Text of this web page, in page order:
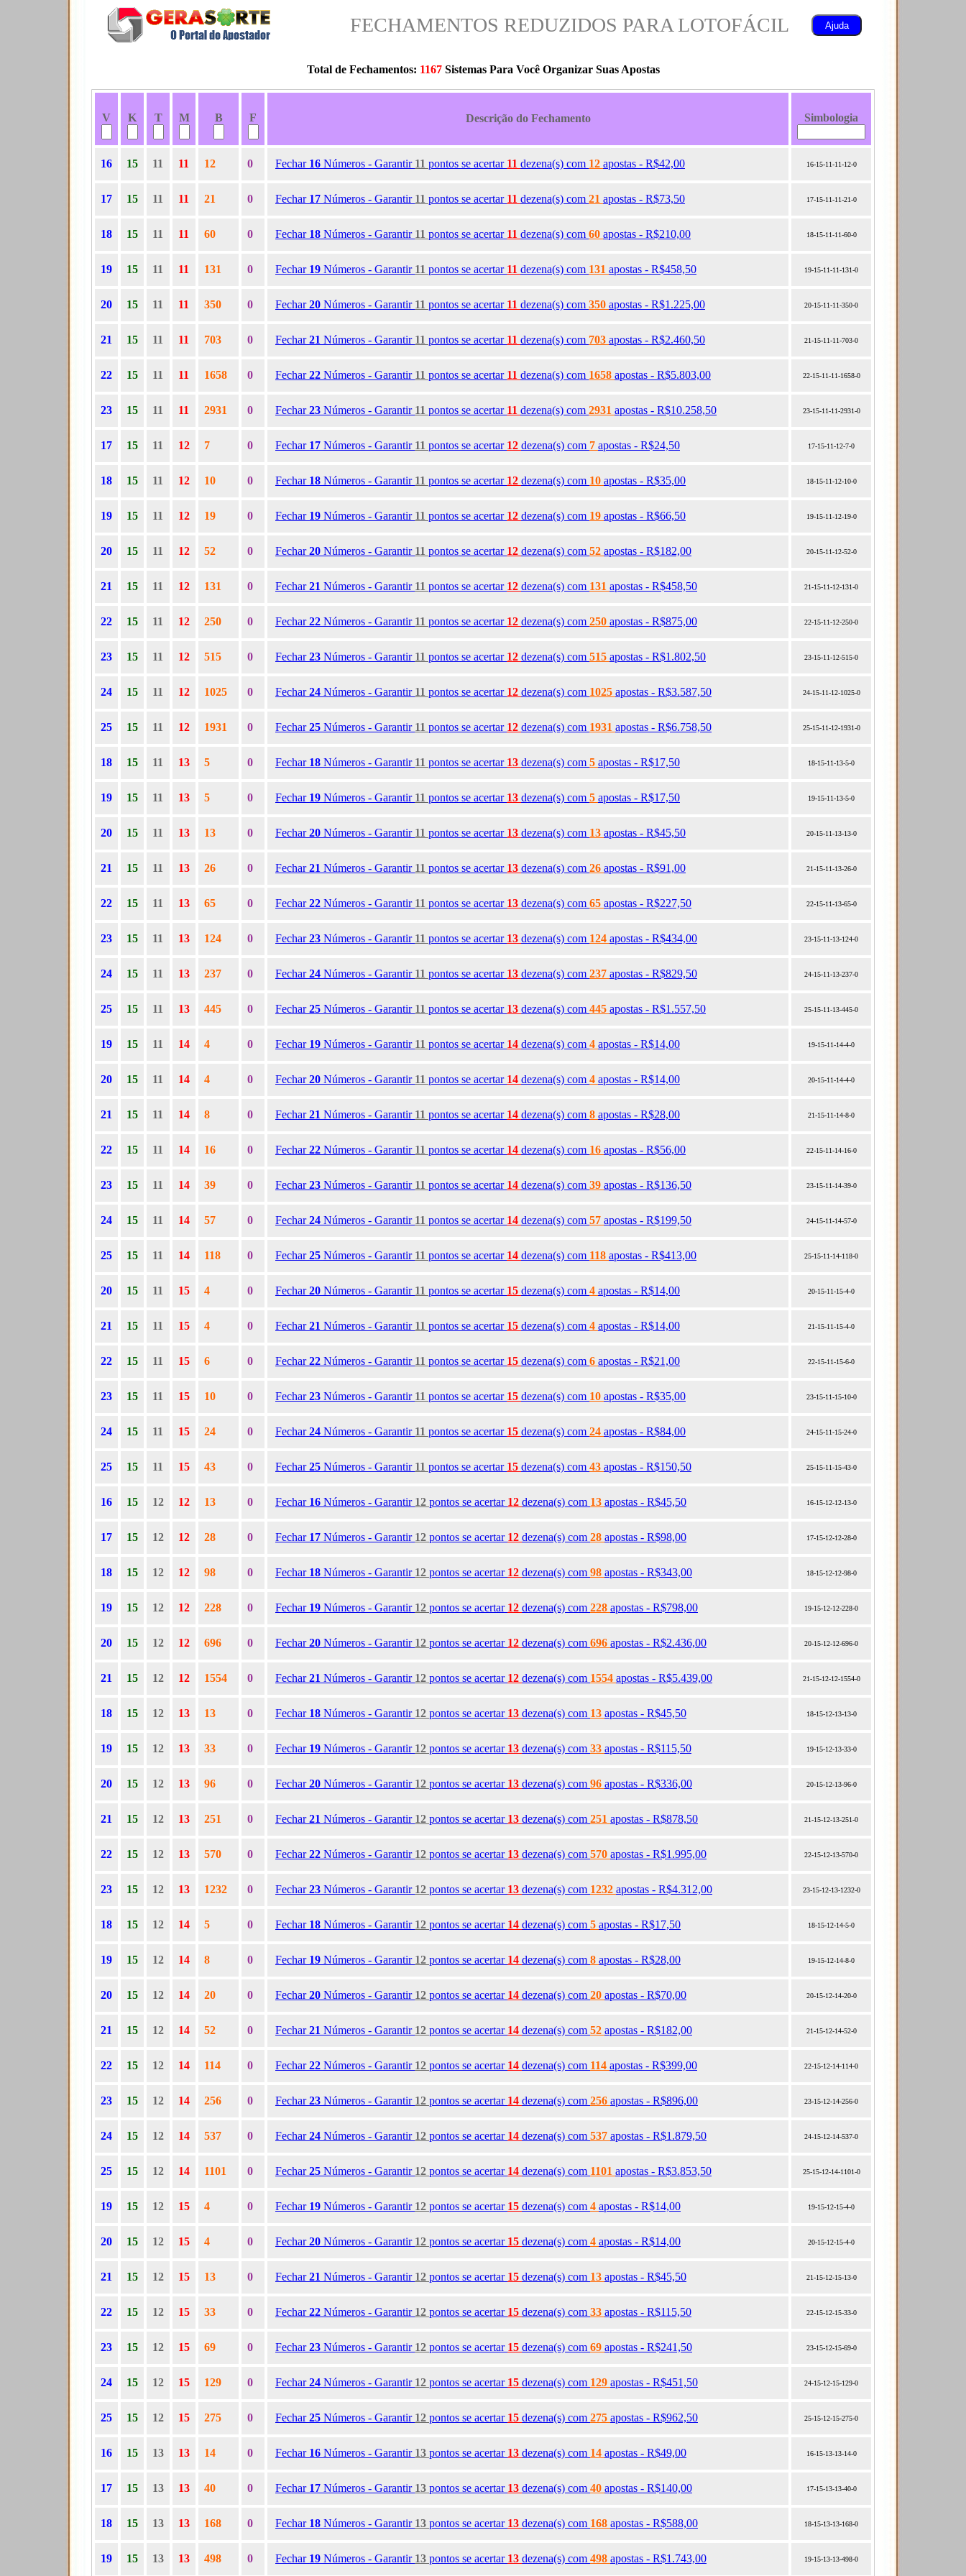
FECHAMENTOS REDUZIDOS PARA LOTOFÁCIL
Total de Fechamentos: 1167Sistemas Para Você Organizar Suas Apostas
V K T M B F Descrição do Fechamento Simbologia
16 15 11 11 12 0 Fechar 16 Números - Garantir 11 pontos se acertar 11 dezena(s) com 12 apostas - R$42,00 16-15-11-11-12-0
17 15 11 11 21 0 Fechar 17 Números - Garantir 11 pontos se acertar 11 dezena(s) com 21 apostas - R$73,50 17-15-11-11-21-0
18 15 11 11 60 0 Fechar 18 Números - Garantir 11 pontos se acertar 11 dezena(s) com 60 apostas - R$210,00 18-15-11-11-60-0
19 15 11 11 131 0 Fechar 19 Números - Garantir 11 pontos se acertar 11 dezena(s) com 131 apostas - R$458,50 19-15-11-11-131-0
20 15 11 11 350 0 Fechar20 Números - Garantir 11 pontos se acertar 11 dezena(s) com 350 apostas - R$1.225,00 20-15-11-11-350-0
21 15 11 11 703 0 Fechar21 Números - Garantir 11 pontos se acertar 11 dezena(s) com 703 apostas - R$2.460,50 21-15-11-11-703-0
22 15 11 11 1658 0 Fechar22 Números - Garantir 11 pontos se acertar 11 dezena(s) com 1658 apostas - R$5.803,00 22-15-11-11-1658-0
23 15 11 11 2931 0 Fechar23 Números - Garantir 11 pontos se acertar 11 dezena(s) com 2931 apostas - R$10.258,50 23-15-11-11-2931-0
17 15 11 12 7 0 Fechar 17 Números - Garantir 11 pontos se acertar 12 dezena(s) com 7 apostas - R$24,50 17-15-11-12-7-0
18 15 11 12 10 0 Fechar 18 Números - Garantir 11 pontos se acertar 12 dezena(s) com 10 apostas - R$35,00 18-15-11-12-10-0
19 15 11 12 19 0 Fechar 19 Números - Garantir 11 pontos se acertar 12 dezena(s) com 19 apostas - R$66,50 19-15-11-12-19-0
20 15 11 12 52 0 Fechar20 Números - Garantir 11 pontos se acertar 12 dezena(s) com 52 apostas - R$182,00 20-15-11-12-52-0
21 15 11 12 131 0 Fechar21 Números - Garantir 11 pontos se acertar 12 dezena(s) com 131 apostas - R$458,50 21-15-11-12-131-0
22 15 11 12 250 0 Fechar22 Números - Garantir 11 pontos se acertar 12 dezena(s) com 250 apostas - R$875,00 22-15-11-12-250-0
23 15 11 12 515 0 Fechar23 Números - Garantir 11 pontos se acertar 12 dezena(s) com 515 apostas - R$1.802,50 23-15-11-12-515-0
24 15 11 12 1025 0 Fechar24 Números - Garantir 11 pontos se acertar 12 dezena(s) com 1025 apostas - R$3.587,50 24-15-11-12-1025-0
25 15 11 12 1931 0 Fechar25 Números - Garantir 11 pontos se acertar 12 dezena(s) com 1931 apostas - R$6.758,50 25-15-11-12-1931-0
18 15 11 13 5 0 Fechar 18 Números - Garantir 11 pontos se acertar 13 dezena(s) com 5 apostas - R$17,50 18-15-11-13-5-0
19 15 11 13 5 0 Fechar 19 Números - Garantir 11 pontos se acertar 13 dezena(s) com 5 apostas - R$17,50 19-15-11-13-5-0
20 15 11 13 13 0 Fechar20 Números - Garantir 11 pontos se acertar 13 dezena(s) com 13 apostas - R$45,50 20-15-11-13-13-0
21 15 11 13 26 0 Fechar21 Números - Garantir 11 pontos se acertar 13 dezena(s) com 26 apostas - R$91,00 21-15-11-13-26-0
22 15 11 13 65 0 Fechar22 Números - Garantir 11 pontos se acertar 13 dezena(s) com 65 apostas - R$227,50 22-15-11-13-65-0
23 15 11 13 124 0 Fechar23 Números - Garantir 11 pontos se acertar 13 dezena(s) com 124 apostas - R$434,00 23-15-11-13-124-0
24 15 11 13 237 0 Fechar24 Números - Garantir 11 pontos se acertar 13 dezena(s) com 237 apostas - R$829,50 24-15-11-13-237-0
25 15 11 13 445 0 Fechar25 Números - Garantir 11 pontos se acertar 13 dezena(s) com 445 apostas - R$1.557,50 25-15-11-13-445-0
19 15 11 14 4 0 Fechar 19 Números - Garantir 11 pontos se acertar 14 dezena(s) com 4 apostas - R$14,00 19-15-11-14-4-0
20 15 11 14 4 0 Fechar20 Números - Garantir 11 pontos se acertar 14 dezena(s) com 4 apostas - R$14,00 20-15-11-14-4-0
21 15 11 14 8 0 Fechar21 Números - Garantir 11 pontos se acertar 14 dezena(s) com 8 apostas - R$28,00 21-15-11-14-8-0
22 15 11 14 16 0 Fechar22 Números - Garantir 11 pontos se acertar 14 dezena(s) com 16 apostas - R$56,00 22-15-11-14-16-0
23 15 11 14 39 0 Fechar23 Números - Garantir 11 pontos se acertar 14 dezena(s) com 39 apostas - R$136,50 23-15-11-14-39-0
24 15 11 14 57 0 Fechar24 Números - Garantir 11 pontos se acertar 14 dezena(s) com 57 apostas - R$199,50 24-15-11-14-57-0
25 15 11 14 118 0 Fechar25 Números - Garantir 11 pontos se acertar 14 dezena(s) com 118 apostas - R$413,00 25-15-11-14-118-0
20 15 11 15 4 0 Fechar20 Números - Garantir 11 pontos se acertar 15 dezena(s) com 4 apostas - R$14,00 20-15-11-15-4-0
21 15 11 15 4 0 Fechar21 Números - Garantir 11 pontos se acertar 15 dezena(s) com 4 apostas - R$14,00 21-15-11-15-4-0
22 15 11 15 6 0 Fechar22 Números - Garantir 11 pontos se acertar 15 dezena(s) com 6 apostas - R$21,00 22-15-11-15-6-0
23 15 11 15 10 0 Fechar23 Números - Garantir 11 pontos se acertar 15 dezena(s) com 10 apostas - R$35,00 23-15-11-15-10-0
24 15 11 15 24 0 Fechar24 Números - Garantir 11 pontos se acertar 15 dezena(s) com 24 apostas - R$84,00 24-15-11-15-24-0
25 15 11 15 43 0 Fechar25 Números - Garantir 11 pontos se acertar 15 dezena(s) com 43 apostas - R$150,50 25-15-11-15-43-0
16 15 12 12 13 0 Fechar 16 Números - Garantir 12 pontos se acertar 12 dezena(s) com 13 apostas - R$45,50 16-15-12-12-13-0
17 15 12 12 28 0 Fechar 17 Números - Garantir 12 pontos se acertar 12 dezena(s) com 28 apostas - R$98,00 17-15-12-12-28-0
18 15 12 12 98 0 Fechar 18 Números - Garantir 12 pontos se acertar 12 dezena(s) com 98 apostas - R$343,00 18-15-12-12-98-0
19 15 12 12 228 0 Fechar 19 Números - Garantir 12 pontos se acertar 12 dezena(s) com 228 apostas - R$798,00 19-15-12-12-228-0
20 15 12 12 696 0 Fechar20 Números - Garantir 12 pontos se acertar 12 dezena(s) com 696 apostas - R$2.436,00 20-15-12-12-696-0
21 15 12 12 1554 0 Fechar21 Números - Garantir 12 pontos se acertar 12 dezena(s) com 1554 apostas - R$5.439,00 21-15-12-12-1554-0
18 15 12 13 13 0 Fechar 18 Números - Garantir 12 pontos se acertar 13 dezena(s) com 13 apostas - R$45,50 18-15-12-13-13-0
19 15 12 13 33 0 Fechar 19 Números - Garantir 12 pontos se acertar 13 dezena(s) com 33 apostas - R$115,50 19-15-12-13-33-0
20 15 12 13 96 0 Fechar20 Números - Garantir 12 pontos se acertar 13 dezena(s) com 96 apostas - R$336,00 20-15-12-13-96-0
21 15 12 13 251 0 Fechar21 Números - Garantir 12 pontos se acertar 13 dezena(s) com 251 apostas - R$878,50 21-15-12-13-251-0
22 15 12 13 570 0 Fechar22 Números - Garantir 12 pontos se acertar 13 dezena(s) com 570 apostas - R$1.995,00 22-15-12-13-570-0
23 15 12 13 1232 0 Fechar23 Números - Garantir 12 pontos se acertar 13 dezena(s) com 1232 apostas - R$4.312,00 23-15-12-13-1232-0
18 15 12 14 5 0 Fechar 18 Números - Garantir 12 pontos se acertar 14 dezena(s) com 5 apostas - R$17,50 18-15-12-14-5-0
19 15 12 14 8 0 Fechar 19 Números - Garantir 12 pontos se acertar 14 dezena(s) com 8 apostas - R$28,00 19-15-12-14-8-0
20 15 12 14 20 0 Fechar20 Números - Garantir 12 pontos se acertar 14 dezena(s) com 20 apostas - R$70,00 20-15-12-14-20-0
21 15 12 14 52 0 Fechar21 Números - Garantir 12 pontos se acertar 14 dezena(s) com 52 apostas - R$182,00 21-15-12-14-52-0
22 15 12 14 114 0 Fechar22 Números - Garantir 12 pontos se acertar 14 dezena(s) com 114 apostas - R$399,00 22-15-12-14-114-0
23 15 12 14 256 0 Fechar23 Números - Garantir 12 pontos se acertar 14 dezena(s) com 256 apostas - R$896,00 23-15-12-14-256-0
24 15 12 14 537 0 Fechar24 Números - Garantir 12 pontos se acertar 14 dezena(s) com 537 apostas - R$1.879,50 24-15-12-14-537-0
25 15 12 14 1101 0 Fechar25 Números - Garantir 12 pontos se acertar 14 dezena(s) com 1101 apostas - R$3.853,50 25-15-12-14-1101-0
19 15 12 15 4 0 Fechar 19 Números - Garantir 12 pontos se acertar 15 dezena(s) com 4 apostas - R$14,00 19-15-12-15-4-0
20 15 12 15 4 0 Fechar20 Números - Garantir 12 pontos se acertar 15 dezena(s) com 4 apostas - R$14,00 20-15-12-15-4-0
21 15 12 15 13 0 Fechar21 Números - Garantir 12 pontos se acertar 15 dezena(s) com 13 apostas - R$45,50 21-15-12-15-13-0
22 15 12 15 33 0 Fechar22 Números - Garantir 12 pontos se acertar 15 dezena(s) com 33 apostas - R$115,50 22-15-12-15-33-0
23 15 12 15 69 0 Fechar23 Números - Garantir 12 pontos se acertar 15 dezena(s) com 69 apostas - R$241,50 23-15-12-15-69-0
24 15 12 15 129 0 Fechar24 Números - Garantir 12 pontos se acertar 15 dezena(s) com 129 apostas - R$451,50 24-15-12-15-129-0
25 15 12 15 275 0 Fechar25 Números - Garantir 12 pontos se acertar 15 dezena(s) com 275 apostas - R$962,50 25-15-12-15-275-0
16 15 13 13 14 0 Fechar 16 Números - Garantir 13 pontos se acertar 13 dezena(s) com 14 apostas - R$49,00 16-15-13-13-14-0
17 15 13 13 40 0 Fechar 17 Números - Garantir 13 pontos se acertar 13 dezena(s) com 40 apostas - R$140,00 17-15-13-13-40-0
18 15 13 13 168 0 Fechar 18 Números - Garantir 13 pontos se acertar 13 dezena(s) com 168 apostas - R$588,00 18-15-13-13-168-0
19 15 13 13 498 0 Fechar 19 Números - Garantir 13 pontos se acertar 13 dezena(s) com 498 apostas - R$1.743,00 19-15-13-13-498-0